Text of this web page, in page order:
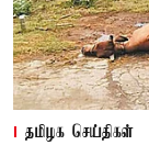
தமிழக செய்திகள்